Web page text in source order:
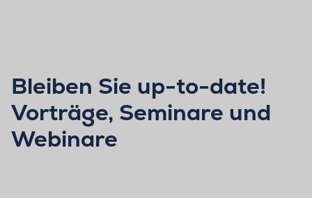
Bleiben Sie up-to-date!
Vorträge, Seminare und
Webinare